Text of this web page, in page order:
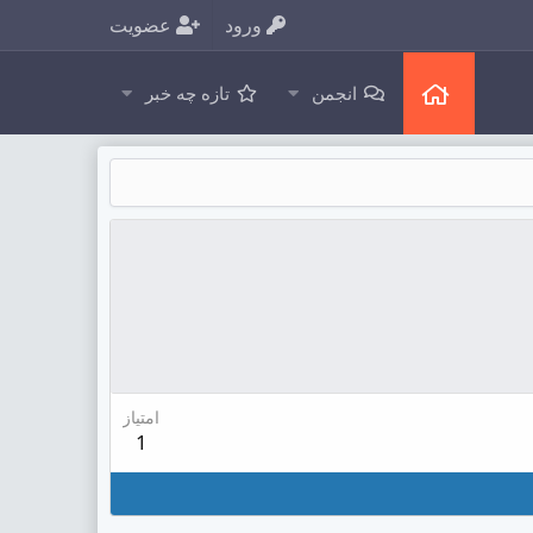
ورود عضویت
انجمن تازه چه خبر
امتیاز
1